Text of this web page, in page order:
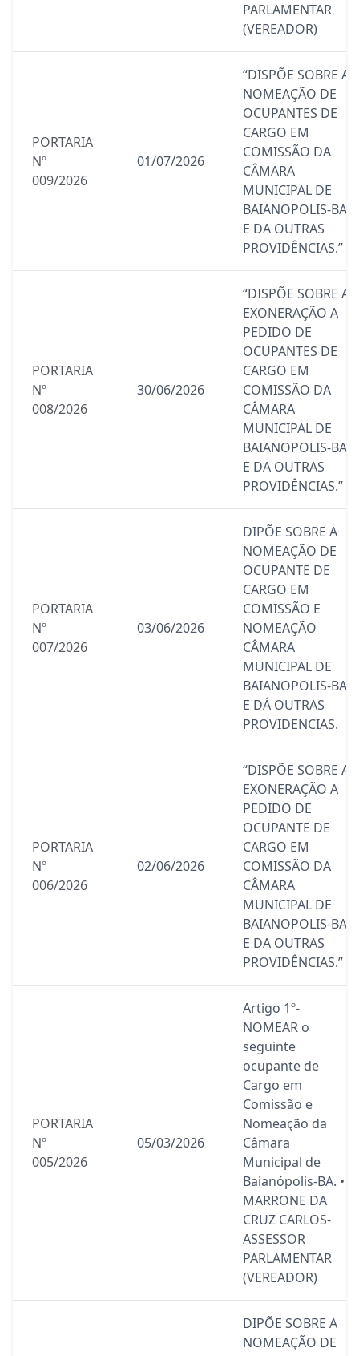
PARLAMENTAR
(VEREADOR)
PORTARIA
Nº
009/2026
01/07/2026
“DISPÕE SOBRE A
NOMEAÇÃO DE
OCUPANTES DE
CARGO EM
COMISSÃO DA
CÂMARA
MUNICIPAL DE
BAIANOPOLIS-BA,
E DA OUTRAS
PROVIDÊNCIAS.”
PORTARIA
Nº
008/2026
30/06/2026
“DISPÕE SOBRE A
EXONERAÇÃO A
PEDIDO DE
OCUPANTES DE
CARGO EM
COMISSÃO DA
CÂMARA
MUNICIPAL DE
BAIANOPOLIS-BA,
E DA OUTRAS
PROVIDÊNCIAS.”
PORTARIA
Nº
007/2026
03/06/2026
DIPÕE SOBRE A
NOMEAÇÃO DE
OCUPANTE DE
CARGO EM
COMISSÃO E
NOMEAÇÃO
CÂMARA
MUNICIPAL DE
BAIANOPOLIS-BA
E DÁ OUTRAS
PROVIDENCIAS.
PORTARIA
Nº
006/2026
02/06/2026
“DISPÕE SOBRE A
EXONERAÇÃO A
PEDIDO DE
OCUPANTE DE
CARGO EM
COMISSÃO DA
CÂMARA
MUNICIPAL DE
BAIANOPOLIS-BA,
E DA OUTRAS
PROVIDÊNCIAS.”
PORTARIA
Nº
005/2026
05/03/2026
Artigo 1º-
NOMEAR o
seguinte
ocupante de
Cargo em
Comissão e
Nomeação da
Câmara
Municipal de
Baianópolis-BA. •
MARRONE DA
CRUZ CARLOS-
ASSESSOR
PARLAMENTAR
(VEREADOR)
DIPÕE SOBRE A
NOMEAÇÃO DE